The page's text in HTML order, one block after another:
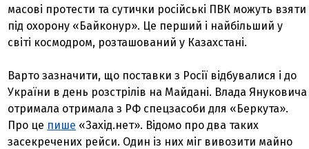
масові протести та сутички російські ПВК можуть взяти
під охорону «Байконур». Це перший і найбільший у
світі космодром, розташований у Казахстані.
Варто зазначити, що поставки з Росії відбувалися і до
України в день розстрілів на Майдані. Влада Януковича
отримала отримала з РФ спецзасоби для «Беркута».
Про це пише «Захід.нет». Відомо про два таких
засекречених рейси. Один із них міг вивозити майно